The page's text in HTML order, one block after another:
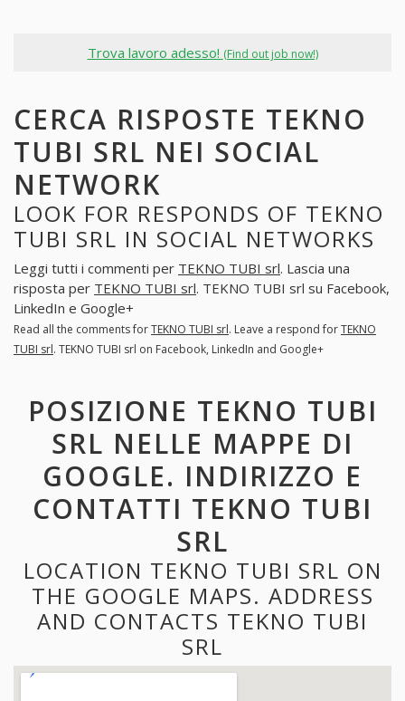
Trova lavoro adesso! (Find out job now!)
CERCA RISPOSTE TEKNO
TUBI SRL NEI SOCIAL
NETWORK
LOOK FOR RESPONDS OF TEKNO
TUBI SRL IN SOCIAL NETWORKS
Leggi tutti i commenti per TEKNO TUBI srl. Lascia una
risposta per TEKNO TUBI srl. TEKNO TUBI srl su Facebook,
LinkedIn e Google+
Read all the comments forTEKNO TUBI srl. Leave a respond forTEKNO
TUBI srl. TEKNO TUBI srl on Facebook, LinkedIn and Google+
POSIZIONE TEKNO TUBI
SRL NELLE MAPPE DI
GOOGLE. INDIRIZZO E
CONTATTI TEKNO TUBI
SRL
LOCATION TEKNO TUBI SRL ON
THE GOOGLE MAPS. ADDRESS
AND CONTACTS TEKNO TUBI
SRL